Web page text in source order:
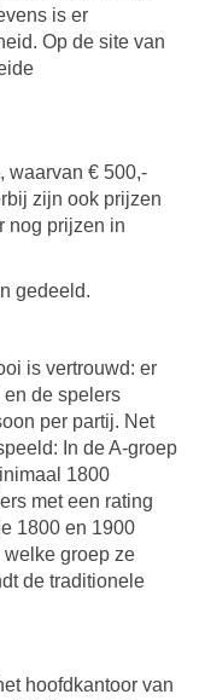
is er
Op de site van
waarvan € 500,-
zijn ook prijzen
nog prijzen in
gedeeld.
is vertrouwd: er
de spelers
per partij. Net
In de A-groep
1800
met een rating
1800 en 1900
groep ze
de traditionele
hoofdkantoor van